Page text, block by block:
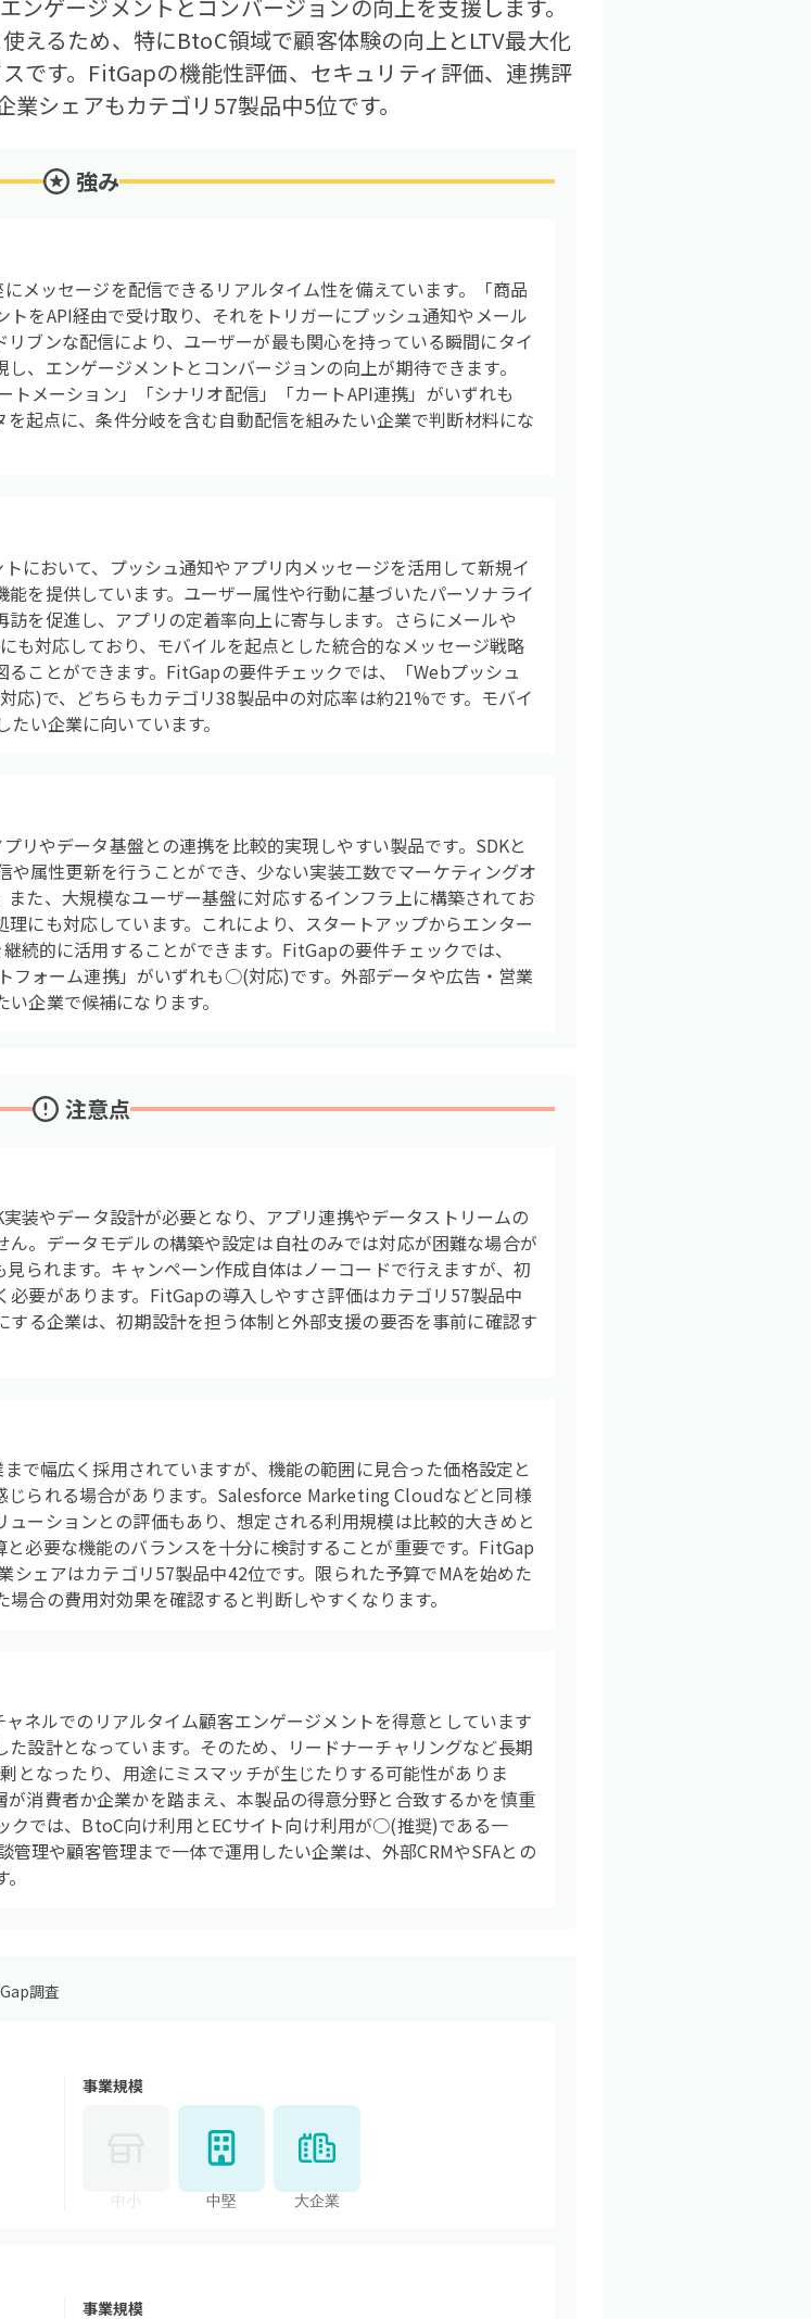
ンゲージメントとコンバージョンの向上を支援します。
えるため、特にBtoC領域で顧客体験の向上とLTV最大化
です。FitGapの機能性評価、セキュリティ評価、連携評
シェアもカテゴリ57製品中5位です。
強み
メッセージを配信できるリアルタイム性を備えています。「商品
をAPI経由で受け取り、それをトリガーにプッシュ通知やメール
ブンな配信により、ユーザーが最も関心を持っている瞬間にタイ
、エンゲージメントとコンバージョンの向上が期待できます。
メーション」「シナリオ配信」「カートAPI連携」がいずれも
起点に、条件分岐を含む自動配信を組みたい企業で判断材料にな
において、プッシュ通知やアプリ内メッセージを活用して新規イ
を提供しています。ユーザー属性や行動に基づいたパーソナライ
を促進し、アプリの定着率向上に寄与します。さらにメールや
も対応しており、モバイルを起点とした統合的なメッセージ戦略
ことができます。FitGapの要件チェックでは、「Webプッシュ
)で、どちらもカテゴリ38製品中の対応率は約21%です。モバイ
い企業に向いています。
リやデータ基盤との連携を比較的実現しやすい製品です。SDKと
属性更新を行うことができ、少ない実装工数でマーケティングオ
た、大規模なユーザー基盤に対応するインフラ上に構築されてお
にも対応しています。これにより、スタートアップからエンター
続的に活用することができます。FitGapの要件チェックでは、
フォーム連携」がいずれも○(対応)です。外部データや広告・営業
企業で候補になります。
注意点
装やデータ設計が必要となり、アプリ連携やデータストリームの
。データモデルの構築や設定は自社のみでは対応が困難な場合が
られます。キャンペーン作成自体はノーコードで行えますが、初
要があります。FitGapの導入しやすさ評価はカテゴリ57製品中
る企業は、初期設計を担う体制と外部支援の要否を事前に確認す
で幅広く採用されていますが、機能の範囲に見合った価格設定と
じられる場合があります。Salesforce Marketing Cloudなどと同様
ーションとの評価もあり、想定される利用規模は比較的大きめと
必要な機能のバランスを十分に検討することが重要です。FitGap
シェアはカテゴリ57製品中42位です。限られた予算でMAを始めた
合の費用対効果を確認すると判断しやすくなります。
ネルでのリアルタイム顧客エンゲージメントを得意としています
設計となっています。そのため、リードナーチャリングなど長期
となったり、用途にミスマッチが生じたりする可能性がありま
消費者か企業かを踏まえ、本製品の得意分野と合致するかを慎重
クでは、BtoC向け利用とECサイト向け利用が○(推奨)である一
理や顧客管理まで一体で運用したい企業は、外部CRMやSFAとの
調査
事業規模
中小 中堅 大企業
事業規模